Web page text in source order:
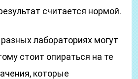
считается нормой.
лабораториях могут
стоит опираться на те
которые